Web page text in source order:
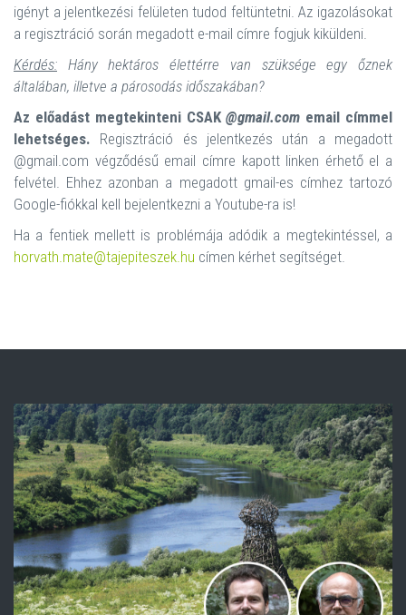
igényt a jelentkezési felületen tudod feltüntetni. Az igazolásokat
a regisztráció során megadott e-mail címre fogjuk kiküldeni.
Kérdés: Hány hektáros élettérre van szüksége egy őznek
általában, illetve a párosodás időszakában?
Az előadást megtekinteni CSAK@gmail.com email címmel
lehetséges. Regisztráció és jelentkezés után a megadott
@gmail.com végződésű email címre kapott linken érhető el a
felvétel. Ehhez azonban a megadott gmail-es címhez tartozó
Google-fiókkal kell bejelentkezni a Youtube-ra is!
Ha a fentiek mellett is problémája adódik a megtekintéssel, a
horvath.mate@tajepiteszek.hu címen kérhet segítséget.